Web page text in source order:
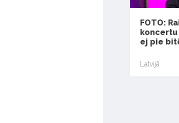
FOTO:
ej pie
Latvijā